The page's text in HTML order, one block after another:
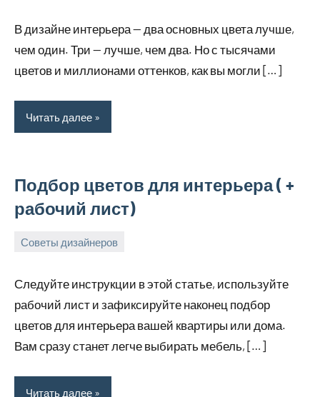
2022
В дизайне интерьера — два основных цвета лучше,
чем один. Три — лучше, чем два. Но с тысячами
цветов и миллионами оттенков, как вы могли […]
Читать далее
Подбор цветов для интерьера ( +
рабочий лист)
Советы дизайнеров
2022
Следуйте инструкции в этой статье, используйте
рабочий лист и зафиксируйте наконец подбор
цветов для интерьера вашей квартиры или дома.
Вам сразу станет легче выбирать мебель, […]
Читать далее